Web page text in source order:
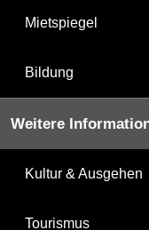
Mietspiegel
Bildung
Weitere
Kultur & Ausgehen
Tourismus